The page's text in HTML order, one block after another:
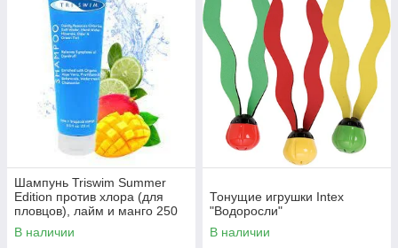
Шампунь Triswim Summer
Edition против хлора (для
пловцов), лайм и манго 250
мл
В наличии
Тонущие игрушки Intex
"Водоросли"
В наличии